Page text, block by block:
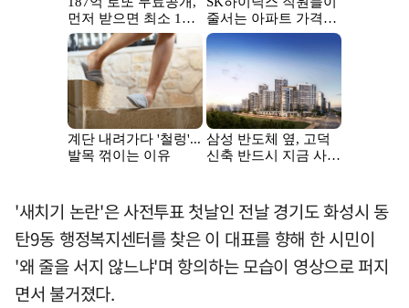
'새치기 논란'은 사전투표 첫날인 전날 경기도 화성시 동
탄9동 행정복지센터를 찾은 이 대표를 향해 한 시민이
'왜 줄을 서지 않느냐'며 항의하는 모습이 영상으로 퍼지
면서 불거졌다.